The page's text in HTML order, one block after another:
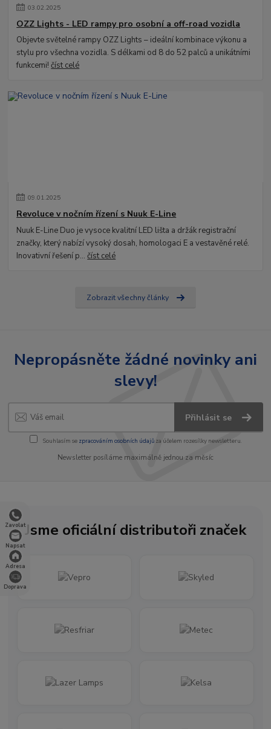
Zavolat
Napsat
Adresa
Doprava
03.02.2025
OZZ Lights - LED rampy pro osobní a off-road vozidla
Objevte světelné rampy OZZ Lights – ideální kombinace výkonu a
stylu pro všechna vozidla. S délkami od 8 do 52 palců a unikátními
funkcemi!číst celé
09.01.2025
Revoluce v nočním řízení s Nuuk E-Line
Nuuk E-Line Duo je vysoce kvalitní LED lišta a držák registrační
značky, který nabízí vysoký dosah, homologaci E a vestavěné relé.
Inovativní řešení p...číst celé
Zobrazit všechny články
Nepropásněte žádné novinky ani
slevy!
Přihlásit se
Souhlasím se zpracováním osobních údajůza účelem rozesílky newsletteru.
Newsletter posíláme maximálně jednou za měsíc
Jsme oficiální distributoři značek